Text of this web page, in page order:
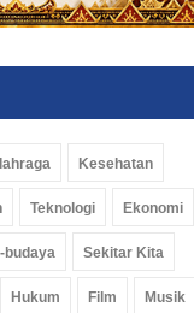
Kesehatan
Teknologi Ekonomi
budaya Sekitar Kita
Hukum Film Musik